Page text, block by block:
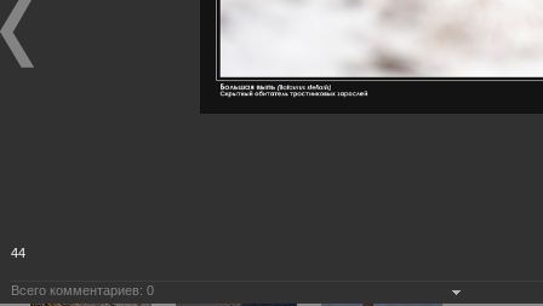
44
Всего комментариев: 0